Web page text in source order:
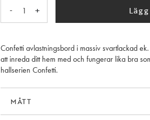
- 1 +
Confetti avlastningsbord i massiv svartlackad
att inreda ditt hem med och fungerar lika bra
hallserien Confetti.
MÅTT